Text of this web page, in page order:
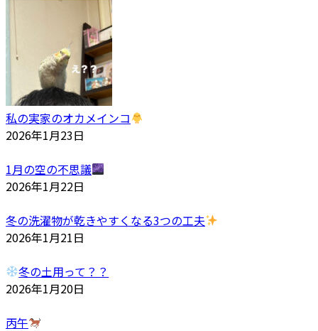
私の実家のオカメインコ
2026年1月23日
1月の空の不思議
2026年1月22日
冬の洗濯物が乾きやすくなる3つの工夫
2026年1月21日
冬の土用って？？
2026年1月20日
丙午